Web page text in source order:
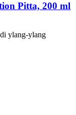
Pitta, 200 ml
ylang-ylang